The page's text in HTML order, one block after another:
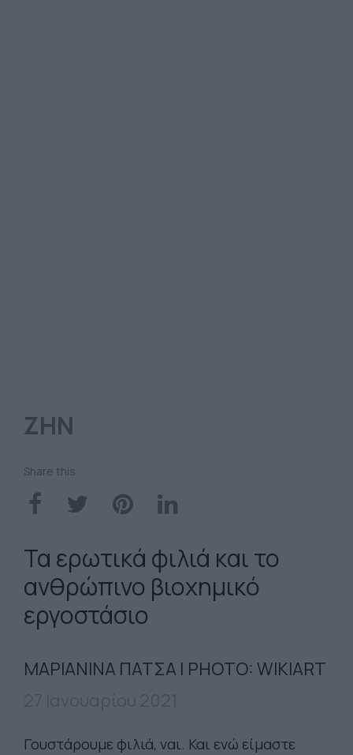
ΖΗΝ
Share this
Τα ερωτικά φιλιά και το
ανθρώπινο βιοχημικό
εργοστάσιο
ΜΑΡΙΑΝΙΝΑ ΠΑΤΣΑ | PHOTO: WIKIART
Γουστάρουμε φιλιά, ναι. Και ενώ είμαστε